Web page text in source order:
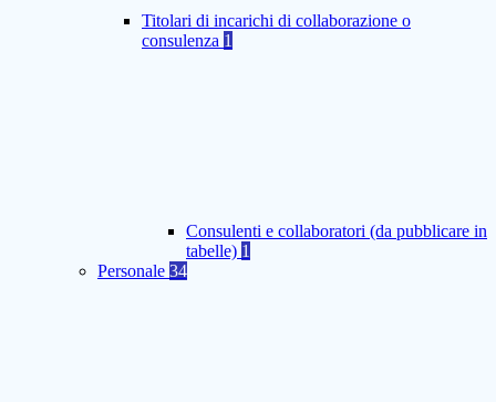
Titolari di incarichi di collaborazione o
consulenza 1
Consulenti e collaboratori (da pubblicare in
tabelle) 1
Personale 34